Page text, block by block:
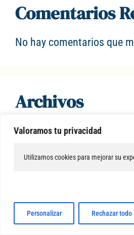
Valoramos tu privacidad
Utilizamos cookies para mejorar su
Personalizar Rechazar todo
Comentarios
No hay comentarios que
Archivos
julio 2026
febrero 2022
abril 2021